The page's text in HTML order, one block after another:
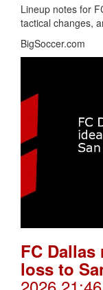
Lineup notes for
tactical changes,
BigSoccer.com
FC
loss to